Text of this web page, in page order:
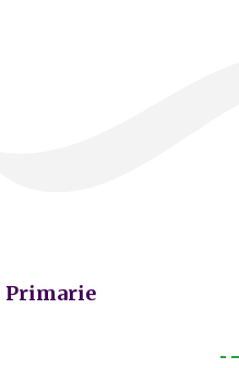
Primarie